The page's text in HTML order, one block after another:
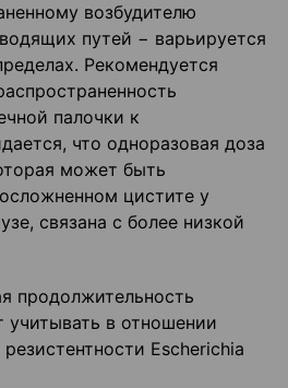
возбудителю
путей − варьируется
Рекомендуется
палочки к
что одноразовая доза
может быть
цистите у
связана с более низкой
продолжительность
учитывать в отношении
Escherichia